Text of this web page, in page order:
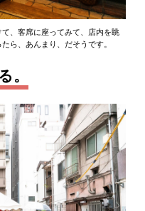
、客席に座ってみて、店内を眺
ら、あんまり、だそうです。
。